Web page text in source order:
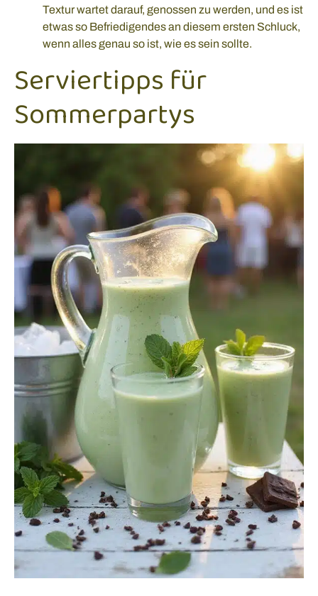
Textur wartet darauf, genossen zu werden, und es ist
etwas so Befriedigendes an diesem ersten Schluck,
wenn alles genau so ist, wie es sein sollte.
Serviertipps für
Sommerpartys